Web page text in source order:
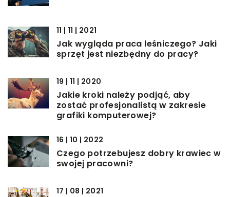
11 | 11 | 2021
Jak wygląda praca leśniczego? Jaki
sprzęt jest niezbędny do pracy?
19 | 11 | 2020
Jakie kroki należy podjąć, aby
zostać profesjonalistą w zakresie
grafiki komputerowej?
16 | 10 | 2022
Czego potrzebujesz dobry krawiec w
swojej pracowni?
17 | 08 | 2021